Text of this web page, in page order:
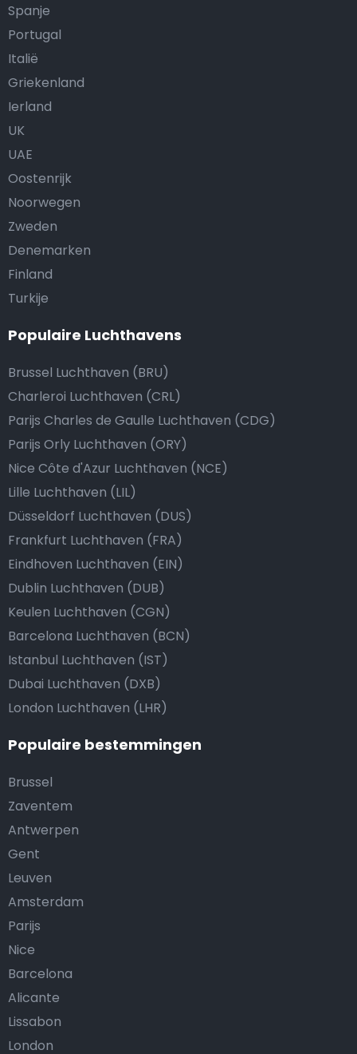
Spanje
Portugal
Italië
Griekenland
Ierland
UK
UAE
Oostenrijk
Noorwegen
Zweden
Denemarken
Finland
Turkije
Populaire Luchthavens
Brussel Luchthaven (BRU)
Charleroi Luchthaven (CRL)
Parijs Charles de Gaulle Luchthaven (CDG)
Parijs Orly Luchthaven (ORY)
Nice Côte d'Azur Luchthaven (NCE)
Lille Luchthaven (LIL)
Düsseldorf Luchthaven (DUS)
Frankfurt Luchthaven (FRA)
Eindhoven Luchthaven (EIN)
Dublin Luchthaven (DUB)
Keulen Luchthaven (CGN)
Barcelona Luchthaven (BCN)
Istanbul Luchthaven (IST)
Dubai Luchthaven (DXB)
London Luchthaven (LHR)
Populaire bestemmingen
Brussel
Zaventem
Antwerpen
Gent
Leuven
Amsterdam
Parijs
Nice
Barcelona
Alicante
Lissabon
London